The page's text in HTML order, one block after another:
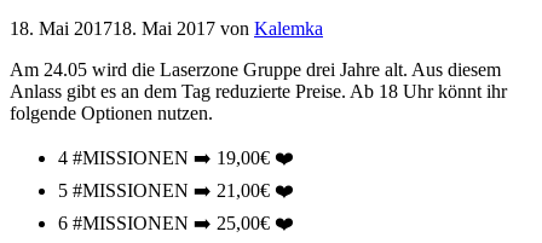
18. Mai 201718. Mai 2017 von Kalemka
Am 24.05 wird die Laserzone Gruppe drei Jahre alt. Aus diesem
Anlass gibt es an dem Tag reduzierte Preise. Ab 18 Uhr könnt ihr
folgende Optionen nutzen.
4 #MISSIONEN ➡️ 19,00€ ❤️
5 #MISSIONEN ➡️ 21,00€ ❤️
6 #MISSIONEN ➡️ 25,00€ ❤️